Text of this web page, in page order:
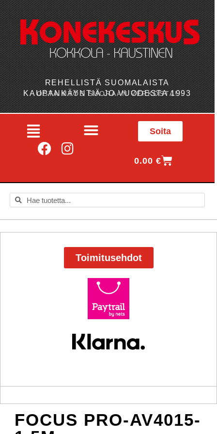
REHELLISTÄ SUOMALAISTA
KAUPANKÄYNTIÄ JO VUODESTA 1993
OSTA MYÖS SUORAAN VERKOSTA!
Soita
0.00€
Toimitusehdot
FOCUS PRO-AV4015-